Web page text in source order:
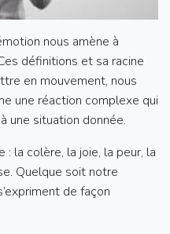
nous amène à
définitions et sa racine
en mouvement, nous
une réaction complexe qui
une situation donnée.
la colère, la joie, la peur, la
Quelque soit notre
de façon